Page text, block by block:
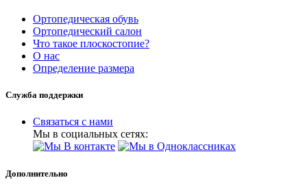
Ортопедическая обувь
Ортопедический салон
Что такое плоскостопие?
О нас
Определение размера
Служба поддержки
Связаться с нами
Мы в социальных сетях:
Дополнительно